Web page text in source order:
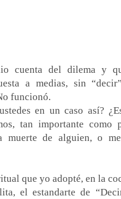
cuenta del dilema y
a medias, sin
funcionó.
en un caso así?
tan importante como
muerte de alguien, o
que yo adopté, en la
el estandarte de